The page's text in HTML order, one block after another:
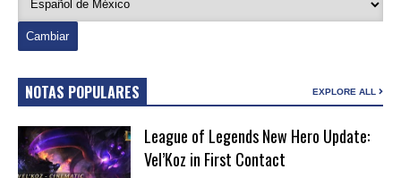
NOTAS POPULARES EXPLORE ALL
League of Legends New Hero Update:
Vel’Koz in First Contact